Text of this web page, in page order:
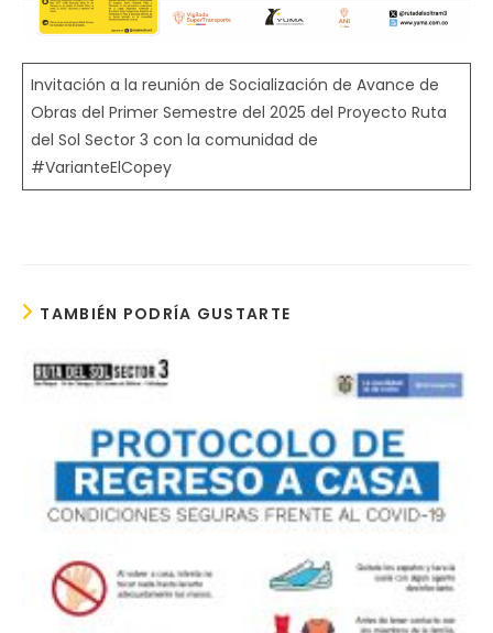
Invitación a la reunión de Socialización de Avance de
Obras del Primer Semestre del 2025 del Proyecto Ruta
del Sol Sector 3 con la comunidad de
#VarianteElCopey
TAMBIÉN PODRÍA GUSTARTE